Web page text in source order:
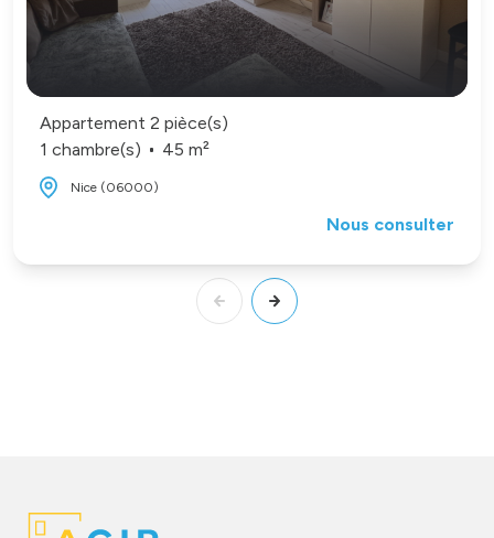
Appartement 2 pièce(s)
1 chambre(s)
45 m²
Nice (06000)
Nous consulter